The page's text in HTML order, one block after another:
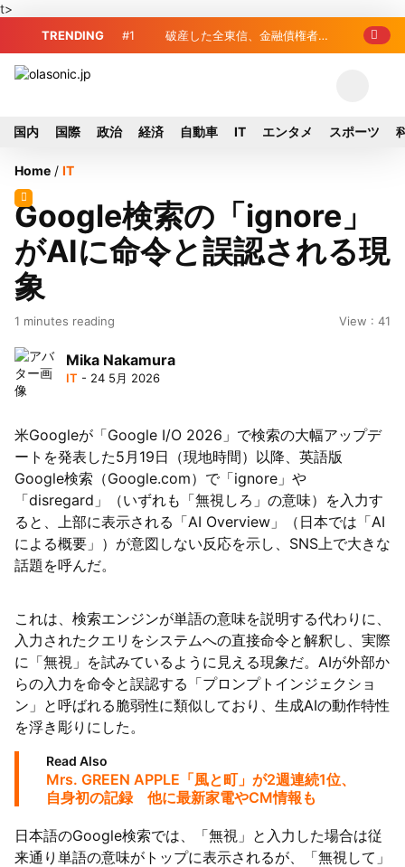
t>
TRENDING #1 破産した全東信、金融債権者リ
融庁が融資先金
国内 国際 政治 経済 自動車 IT エンタメ スポーツ
Home / IT
Google検索の「ignore」
がAIに命令と誤認される現
象
1 minutes reading View : 41
Mika Nakamura
IT - 24 5月 2026
米Googleが「Google I/O 2026」で検索の大幅アップデ
ートを発表した5月19日（現地時間）以降、英語版
Google検索（Google.com）で「ignore」や
「disregard」（いずれも「無視しろ」の意味）を入力す
ると、上部に表示される「AI Overview」（日本では「AI
による概要」）が意図しない反応を示し、SNS上で大きな
話題を呼んだ。
これは、検索エンジンが単語の意味を説明する代わりに、
入力されたクエリをシステムへの直接命令と解釈し、実際
に「無視」を試みているように見える現象だ。AIが外部か
らの入力を命令と誤認する「プロンプトインジェクショ
ン」と呼ばれる脆弱性に類似しており、生成AIの動作特性
を浮き彫りにした。
Read Also
Mrs. GREEN APPLE「風と町」が2週連続1位、
自身初の記録 他に最新家電やCM情報も
日本語のGoogle検索では、「無視」と入力した場合は従
来通り単語の意味がトップに表示されるが、「無視して」